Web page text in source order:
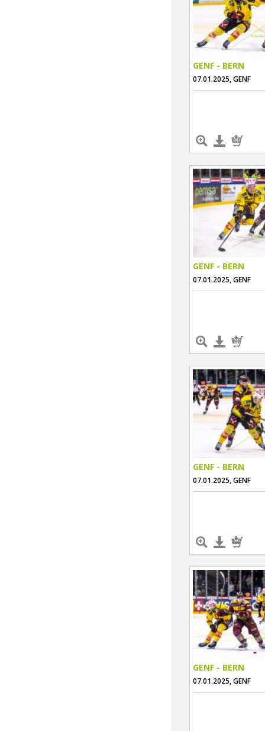
GENF - BERN
07.01.2025, GENF
GENF - BERN
07.01.2025, GENF
GENF - BERN
07.01.2025, GENF
GENF - BERN
07.01.2025, GENF